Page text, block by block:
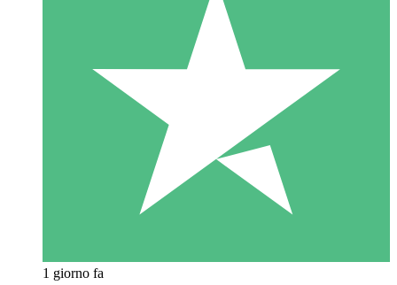
1 giorno fa